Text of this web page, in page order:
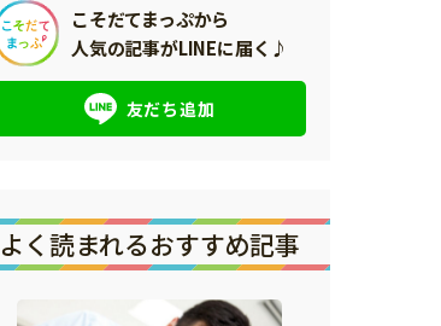
こそだてまっぷから
人気の記事がLINEに届く♪
友だち追加
よく読まれるおすすめ記事